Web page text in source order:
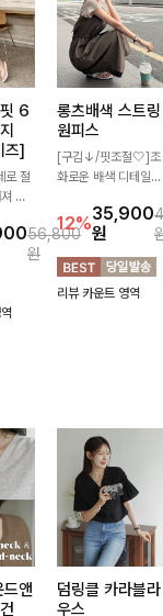
6
]
로 절
다
고
주는
🤍
여
안하
한
56,800
원
롱츠배색 스트링
원피스
[구김↓/핏조절🤍]조
화로운 배색 디테일로
스! 스트링이 내장되
어있어 여리여리한 라
인을 만들어주고 넉넉
한 포켓으로 실용성까
지 갖췄어요:)
12%35,900
원
리뷰 카운트 영역
드앤
덤링클 카라블라
우스